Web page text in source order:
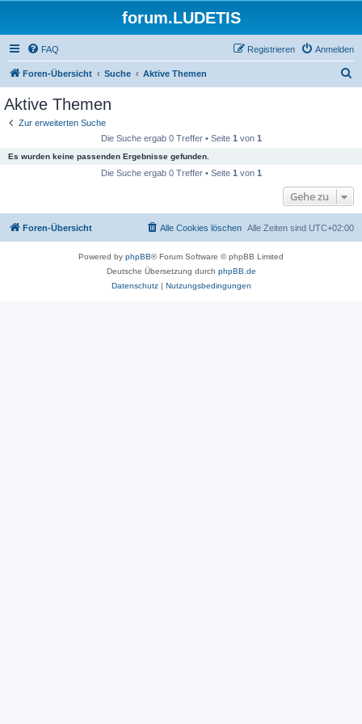
forum.LUDETIS
FAQ Anmelden
Registrieren
Foren-Übersicht Suche Aktive Themen
Aktive Themen
Zur erweiterten Suche
Die Suche ergab 0 Treffer • Seite 1 von 1
Es wurden keine passenden Ergebnisse gefunden.
Die Suche ergab 0 Treffer • Seite 1 von 1
Gehe zu
Foren-Übersicht Alle Zeiten sind UTC+02:00
Alle Cookies löschen
Powered by phpBB® Forum Software © phpBB Limited
Deutsche Übersetzung durch phpBB.de
Datenschutz| Nutzungsbedingungen